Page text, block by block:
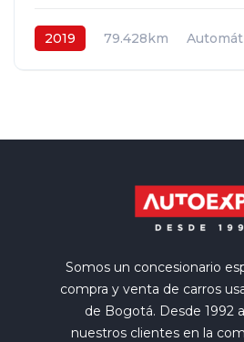
2019 79.428km
Somos un concesionario
compra y venta de carros
de Bogotá. Desde 1992
nuestros clientes en la